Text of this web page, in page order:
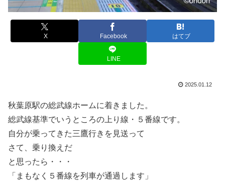
X Facebook はてブ
LINE
2025.01.12
秋葉原駅の総武線ホームに着きました。
総武線基準でいうところの上り線・５番線です。
自分が乗ってきた三鷹行きを見送って
さて、乗り換えだ
と思ったら・・・
「まもなく５番線を列車が通過します」